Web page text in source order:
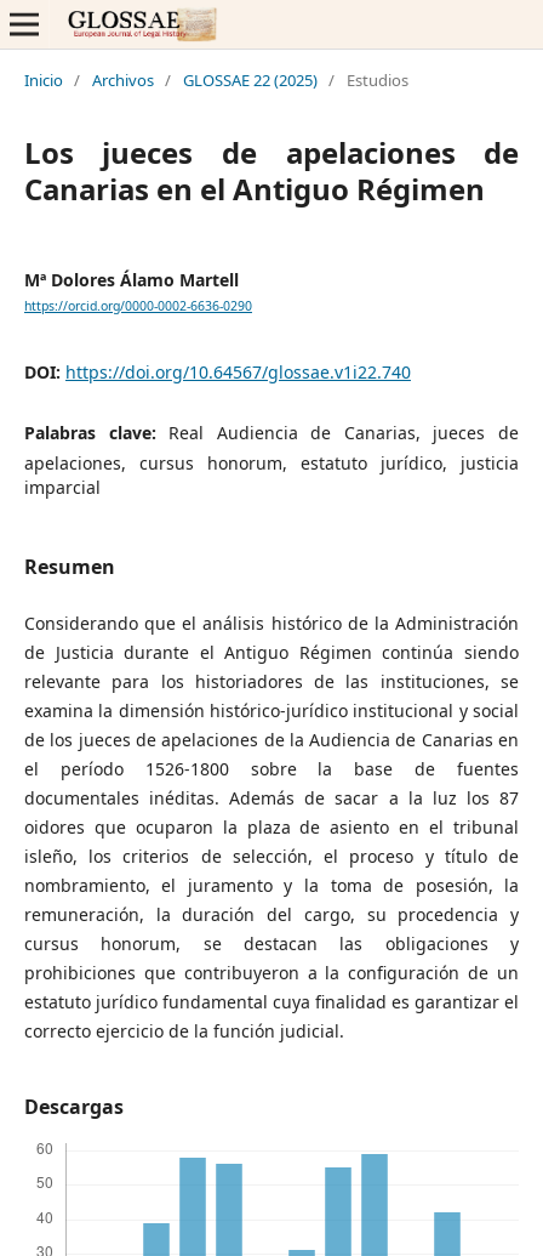
Inicio / Archivos / GLOSSAE 22 (2025) / Estudios
Los jueces de apelaciones de
Canarias en el Antiguo Régimen
Mª Dolores Álamo Martell
https://orcid.org/0000-0002-6636-0290
DOI: https://doi.org/10.64567/glossae.v1i22.740
Palabras clave: Real Audiencia de Canarias, jueces de
apelaciones, cursus honorum, estatuto jurídico, justicia
imparcial
Resumen
Considerando que el análisis histórico de la Administración
de Justicia durante el Antiguo Régimen continúa siendo
relevante para los historiadores de las instituciones, se
examina la dimensión histórico-jurídico institucional y social
de los jueces de apelaciones de la Audiencia de Canarias en
el período 1526-1800 sobre la base de fuentes
documentales inéditas. Además de sacar a la luz los 87
oidores que ocuparon la plaza de asiento en el tribunal
isleño, los criterios de selección, el proceso y título de
nombramiento, el juramento y la toma de posesión, la
remuneración, la duración del cargo, su procedencia y
cursus honorum, se destacan las obligaciones y
prohibiciones que contribuyeron a la configuración de un
estatuto jurídico fundamental cuya finalidad es garantizar el
correcto ejercicio de la función judicial.
Descargas